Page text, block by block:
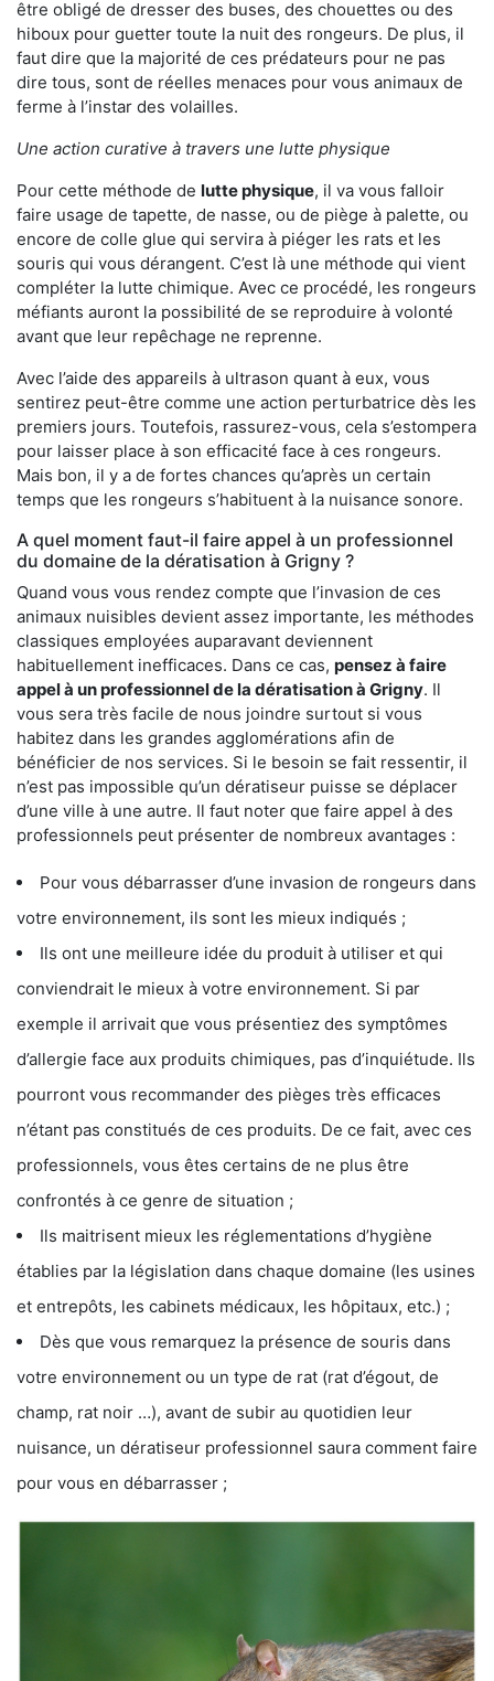
être obligé de dresser des buses, des chouettes ou des
hiboux pour guetter toute la nuit des rongeurs. De plus, il
faut dire que la majorité de ces prédateurs pour ne pas
dire tous, sont de réelles menaces pour vous animaux de
ferme à l’instar des volailles.
Une action curative à travers une lutte physique
Pour cette méthode de lutte physique, il va vous falloir
faire usage de tapette, de nasse, ou de piège à palette, ou
encore de colle glue qui servira à piéger les rats et les
souris qui vous dérangent. C’est là une méthode qui vient
compléter la lutte chimique. Avec ce procédé, les rongeurs
méfiants auront la possibilité de se reproduire à volonté
avant que leur repêchage ne reprenne.
Avec l’aide des appareils à ultrason quant à eux, vous
sentirez peut-être comme une action perturbatrice dès les
premiers jours. Toutefois, rassurez-vous, cela s’estompera
pour laisser place à son efficacité face à ces rongeurs.
Mais bon, il y a de fortes chances qu’après un certain
temps que les rongeurs s’habituent à la nuisance sonore.
A quel moment faut-il faire appel à un professionnel
du domaine de la dératisation à Grigny ?
Quand vous vous rendez compte que l’invasion de ces
animaux nuisibles devient assez importante, les méthodes
classiques employées auparavant deviennent
habituellement inefficaces. Dans ce cas, pensez à faire
appel à un professionnel de la dératisation à Grigny. Il
vous sera très facile de nous joindre surtout si vous
habitez dans les grandes agglomérations afin de
bénéficier de nos services. Si le besoin se fait ressentir, il
n’est pas impossible qu’un dératiseur puisse se déplacer
d’une ville à une autre. Il faut noter que faire appel à des
professionnels peut présenter de nombreux avantages :
Pour vous débarrasser d’une invasion de rongeurs dans
votre environnement, ils sont les mieux indiqués ;
Ils ont une meilleure idée du produit à utiliser et qui
conviendrait le mieux à votre environnement. Si par
exemple il arrivait que vous présentiez des symptômes
d’allergie face aux produits chimiques, pas d’inquiétude. Ils
pourront vous recommander des pièges très efficaces
n’étant pas constitués de ces produits. De ce fait, avec ces
professionnels, vous êtes certains de ne plus être
confrontés à ce genre de situation ;
Ils maitrisent mieux les réglementations d’hygiène
établies par la législation dans chaque domaine (les usines
et entrepôts, les cabinets médicaux, les hôpitaux, etc.) ;
Dès que vous remarquez la présence de souris dans
votre environnement ou un type de rat (rat d’égout, de
champ, rat noir …), avant de subir au quotidien leur
nuisance, un dératiseur professionnel saura comment faire
pour vous en débarrasser ;